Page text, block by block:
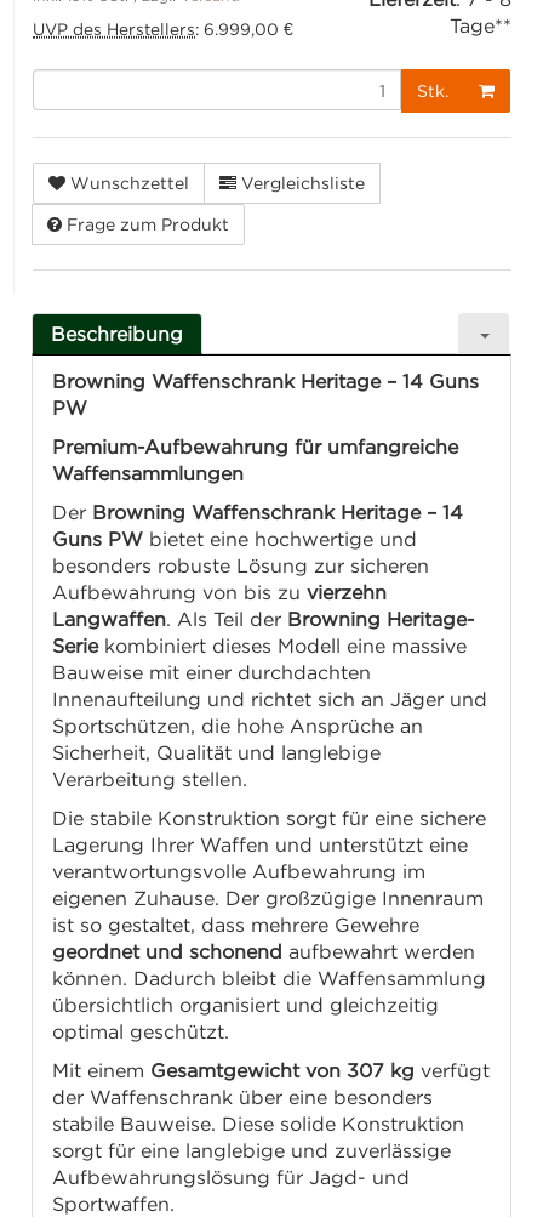
UVP des Herstellers:6.999,00 €
Tage**
Stk.
Wunschzettel Vergleichsliste
Frage zum Produkt
Beschreibung
Browning Waffenschrank Heritage – 14 Guns
PW
Premium-Aufbewahrung für umfangreiche
Waffensammlungen
Der Browning Waffenschrank Heritage – 14
Guns PW bietet eine hochwertige und
besonders robuste Lösung zur sicheren
Aufbewahrung von bis zuvierzehn
Langwaffen. Als Teil der Browning Heritage-
Seriekombiniert dieses Modell eine massive
Bauweise mit einer durchdachten
Innenaufteilung und richtet sich an Jäger und
Sportschützen, die hohe Ansprüche an
Sicherheit, Qualität und langlebige
Verarbeitung stellen.
Die stabile Konstruktion sorgt für eine sichere
Lagerung Ihrer Waffen und unterstützt eine
verantwortungsvolle Aufbewahrung im
eigenen Zuhause. Der großzügige Innenraum
ist so gestaltet, dass mehrere Gewehre
geordnet und schonend aufbewahrt werden
können. Dadurch bleibt die Waffensammlung
übersichtlich organisiert und gleichzeitig
optimal geschützt.
Mit einem Gesamtgewicht von 307 kg verfügt
der Waffenschrank über eine besonders
stabile Bauweise. Diese solide Konstruktion
sorgt für eine langlebige und zuverlässige
Aufbewahrungslösung für Jagd- und
Sportwaffen.